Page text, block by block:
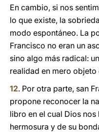
En cambio, si nos
lo que existe, la
modo espontáneo. La
Francisco no eran un
sino algo más radical:
realidad en mero
12. Por otra parte, san
propone reconocer la
libro en el cual Dios
hermosura y de su